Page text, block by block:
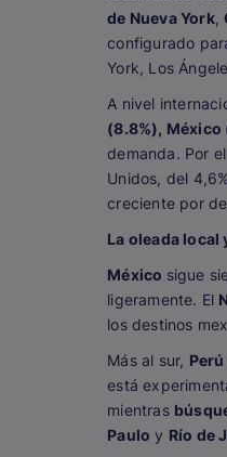
de Nueva York,
configurado
York, Los
A nivel
(8.8%), México
demanda. Por
Unidos, del
creciente por
La oleada
México sigue
ligeramente. El
los destinos
Más al sur, Perú
está
mientras
Paulo y Río de